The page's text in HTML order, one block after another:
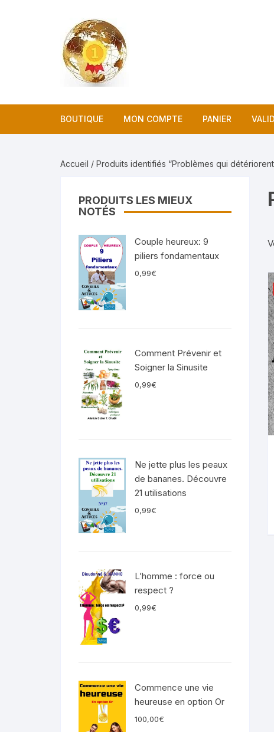
BOUTIQUE MON COMPTE PANIER
Accueil / Produits identifiés “Problèmes qui
PRODUITS LES MIEUX
NOTÉS
Couple heureux: 9
piliers fondamentaux
0,99€
Comment Prévenir et
Soigner la Sinusite
0,99€
Ne jette plus les peaux
de bananes. Découvre
21 utilisations
0,99€
L’homme : force ou
respect ?
0,99€
Commence une vie
heureuse en option Or
100,00€